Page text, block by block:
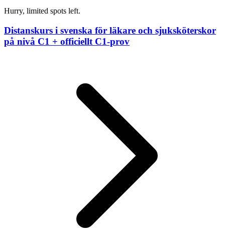
Hurry, limited spots left.
Distanskurs i svenska för läkare och sjuksköterskor
på nivå C1 + officiellt C1-prov